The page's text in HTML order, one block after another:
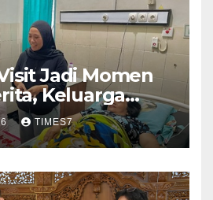
Jadi Momen
Keluarga
Manfaat
JKN
TIMES7